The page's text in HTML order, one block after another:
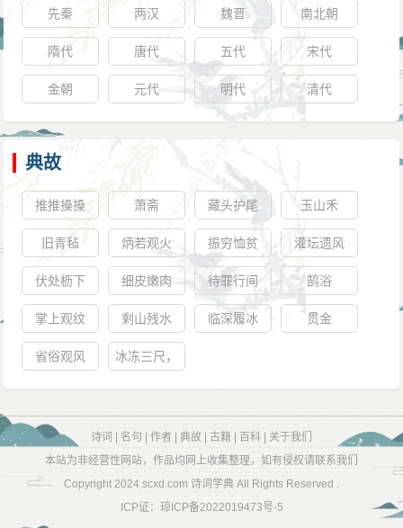
先秦 两汉 魏晋 南北朝
隋代 唐代 五代 宋代
金朝 元代 明代 清代
典故
推推搡搡 萧斋 藏头护尾 玉山禾
旧青毡 炳若观火 振穷恤贫 灌坛遗风
伏处枥下 细皮嫩肉 待罪行间 鹄浴
掌上观纹 剩山残水 临深履冰 贯金
省俗观风
冰冻三尺，
诗词 名句 作者 典故 古籍 百科
关于我们
本站为非经营性网站，作品均网上收集整理，如有侵权请联系我们
Copyright 2024 scxd.com 诗词学典 All Rights Reserved .
ICP证：
琼ICP备2022019473号-5